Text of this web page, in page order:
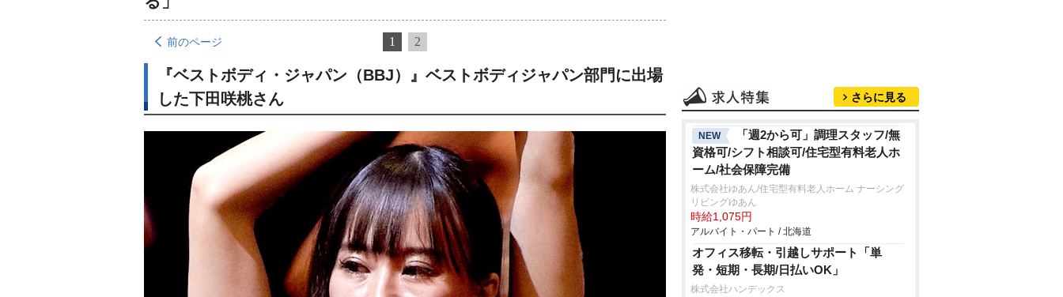
前のページ 1 2
『ベストボディ・ジャパン（BBJ）』ベストボディジャパン部門に出場
した下田咲桃さん
さらに見る
NEW
「週2から可」調理スタッフ/無
資格可/シフト相談可/住宅型有料老人ホ
ーム/社会保障完備
株式会社ゆあん/住宅型有料老人ホーム ナーシング
リビングゆあん
時給1,075円
アルバイト・パート / 北海道
オフィス移転・引越しサポート「単
発・短期・長期/日払いOK」
株式会社ハンデックス